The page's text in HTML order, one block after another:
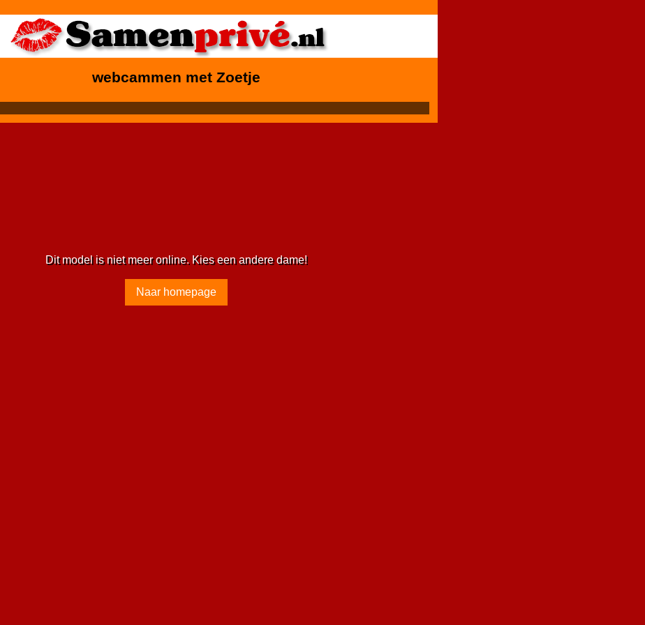
webcammen met Zoetje
Dit model is niet meer online. Kies een andere dame!
Naar homepage